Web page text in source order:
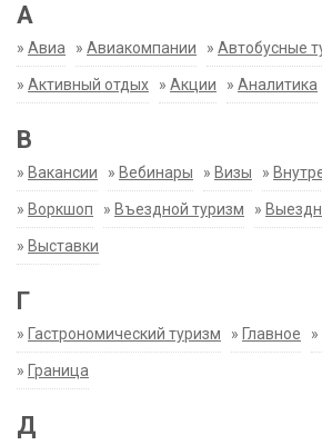
А
» Авиа » Авиакомпании » Автобусные
» Активный отдых » Акции » Аналитика
В
» Вакансии » Вебинары » Визы »
» Воркшоп » Въездной туризм »
» Выставки
Г
» Гастрономический туризм » Главное »
» Граница
Д